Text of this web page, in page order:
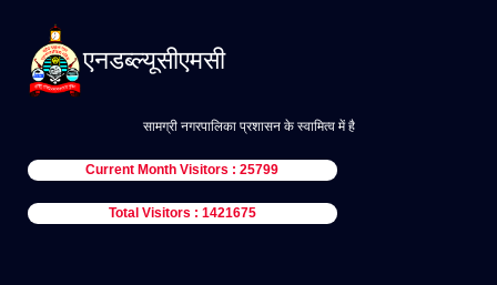
एनडब्ल्यूसीएमसी
सामग्री नगरपालिका प्रशासन के स्वामित्व में है
Current Month Visitors : 25799
Total Visitors : 1421675